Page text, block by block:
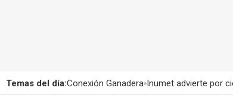
Temas del día:Conexión Ganadera Inumet advierte por